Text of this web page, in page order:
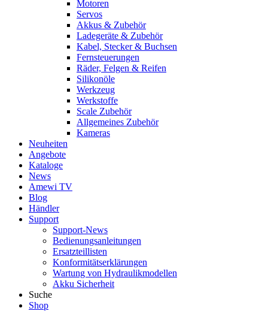
Motoren
Servos
Akkus & Zubehör
Ladegeräte & Zubehör
Kabel, Stecker & Buchsen
Fernsteuerungen
Räder, Felgen & Reifen
Silikonöle
Werkzeug
Werkstoffe
Scale Zubehör
Allgemeines Zubehör
Kameras
Neuheiten
Angebote
Kataloge
News
Amewi TV
Blog
Händler
Support
Support-News
Bedienungsanleitungen
Ersatzteillisten
Konformitätserklärungen
Wartung von Hydraulikmodellen
Akku Sicherheit
Suche
Shop